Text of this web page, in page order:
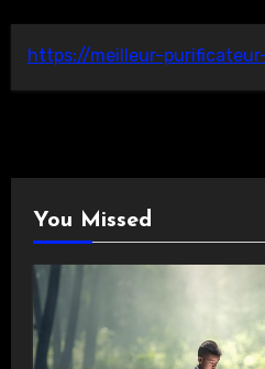
https://meilleur-
You Missed